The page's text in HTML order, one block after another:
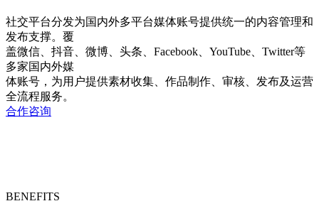
社交平台分发为国内外多平台媒体账号提供统一的内容管理和
发布支撑。覆
盖微信、抖音、微博、头条、Facebook、YouTube、Twitter等
多家国内外媒
体账号，为用户提供素材收集、作品制作、审核、发布及运营
全流程服务。
合作咨询
BENEFITS